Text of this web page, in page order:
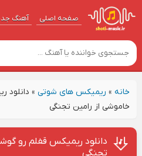
صفحه اصلی آهنگ‌
خانه» ریمیکس های شوتی» دانلود
خاموشی از رامین تجنگی
دانلود ریمیکس قفلم رو
تجنگی